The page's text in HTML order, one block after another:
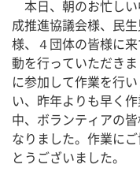
本日、朝のお忙しい
成推進協議会様、民
様、４団体の皆様に
動を行っていただき
に参加して作業を行
い、昨年よりも早く
中、ボランティアの
なりました。作業に
とうございました。